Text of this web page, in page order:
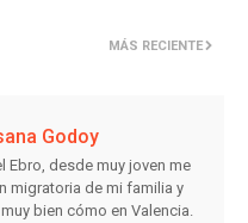
MÁS RECIENTE
Godoy
Ebro, desde muy joven me
migratoria de mi familia y
bien cómo en Valencia.